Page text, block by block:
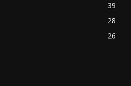
39
28
26